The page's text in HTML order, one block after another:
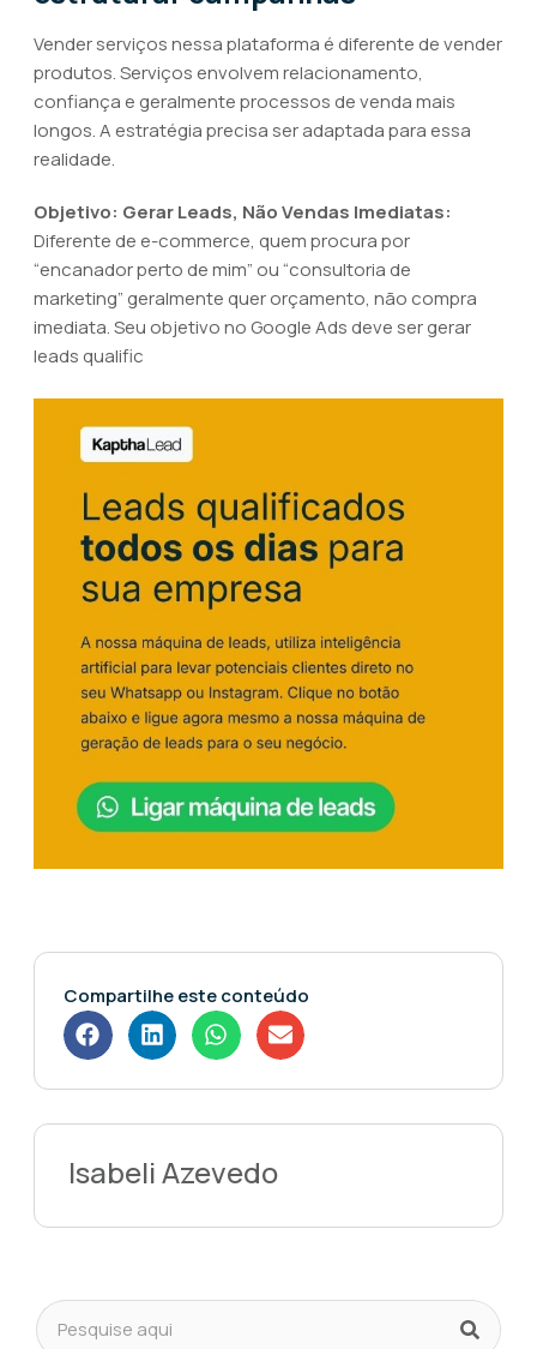
Vender serviços nessa plataforma é diferente de vender
produtos. Serviços envolvem relacionamento,
confiança e geralmente processos de venda mais
longos. A estratégia precisa ser adaptada para essa
realidade.
Objetivo: Gerar Leads, Não Vendas Imediatas:
Diferente de e-commerce, quem procura por
“encanador perto de mim” ou “consultoria de
marketing” geralmente quer orçamento, não compra
imediata. Seu objetivo no Google Ads deve ser gerar
leads qualific
Compartilhe este conteúdo
Isabeli Azevedo